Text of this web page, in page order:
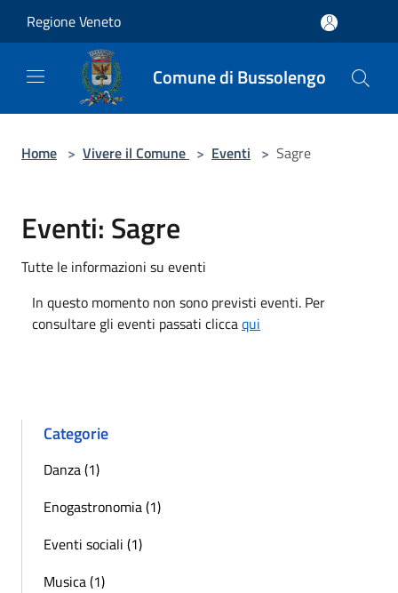
Regione Veneto
Comune di Bussolengo
Home > Vivere il Comune > Eventi > Sagre
Eventi: Sagre
Tutte le informazioni su eventi
In questo momento non sono previsti eventi. Per
consultare gli eventi passati cliccaqui
Categorie
Danza (1)
Enogastronomia (1)
Eventi sociali (1)
Musica (1)